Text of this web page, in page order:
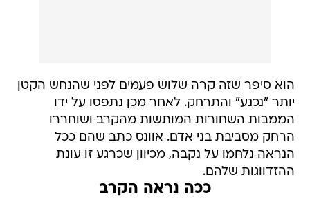
הוא סיפר שזה קרה שלוש פעמים לפני שהנחש הקטן
יותר "נכנע" והתרחק. לאחר מכן נתפסו על ידו
הממבות השחורות המותשות מהקרב ושוחררו
הרחק מסביבת בני אדם. אוונס כתב שהם ככל
הנראה נלחמו על נקבה, מכיוון שכרגע זו עונת
ההזדווגות שלהם.
ככה נראה הקרב